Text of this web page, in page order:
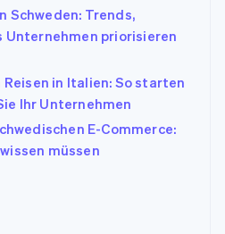
Schweden: Trends,
Unternehmen priorisieren
in Italien: So starten
Ihr Unternehmen
E-Commerce:
müssen